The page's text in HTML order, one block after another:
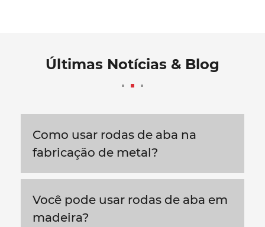
Últimas Notícias & Blog
Como usar rodas de aba na
fabricação de metal?
Você pode usar rodas de aba em
madeira?